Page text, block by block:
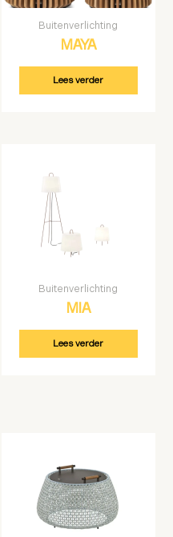
Buitenverlichting
MAYA
Lees verder
Buitenverlichting
MIA
Lees verder